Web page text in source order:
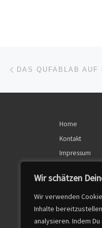
Wir schätzen
Wir verwenden
Inhalte
analysieren. Indem
DAS QUFABLAB AUF
Home
Kontakt
Impressum